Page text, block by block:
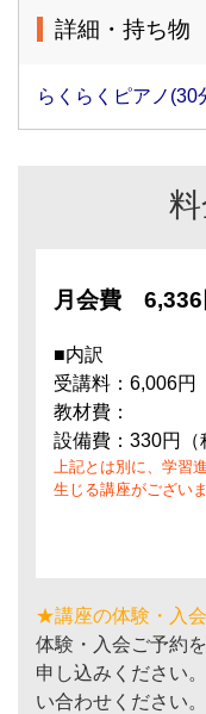
詳細・持ち物
らくらくピアノ(30
月会費 6,336
■内訳
受講料：6,006円
教材費：
設備費：330円（
上記とは別に、学習
生じる講座がございま
★講座の体験・入
体験・入会ご予約
申し込みください
い合わせください